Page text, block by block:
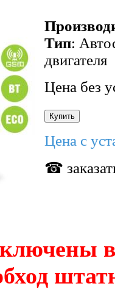
Тип:
двигателя
Цена без
Цена с
☎